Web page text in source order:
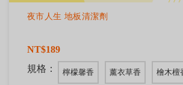
夜市人生 地板清潔劑
NT$189
規格：
檸檬馨香 薰衣草香 檜木檀